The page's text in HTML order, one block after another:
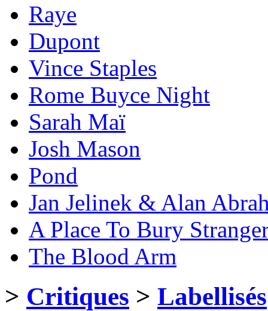
Raye
Dupont
Vince Staples
Rome Buyce Night
Sarah Maï
Josh Mason
Pond
Jan Jelinek & Alan
A Place To Bury
The Blood Arm
> Critiques > Labellisés